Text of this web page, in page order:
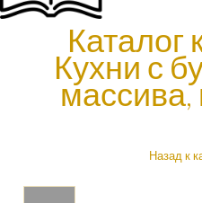
Каталог
Кухни с
массива,
Назад к